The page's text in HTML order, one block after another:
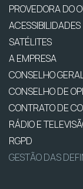
PROVEDORA DO
ACESSIBILIDADES
SATÉLITES
A EMPRESA
CONSELHO
CONSELHO DE
CONTRATO DE
RÁDIO E
RGPD
GESTÃO DAS